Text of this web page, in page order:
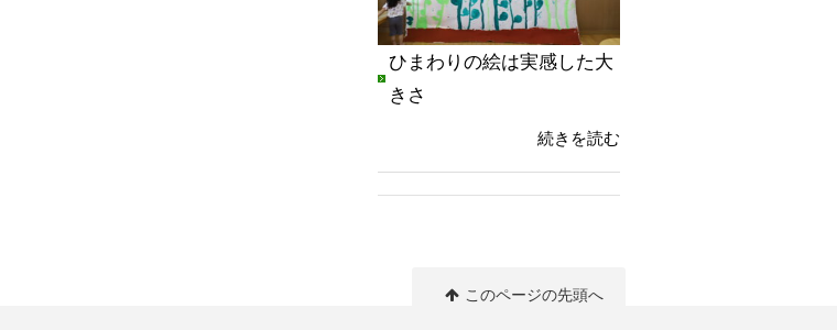
ひまわりの絵は実感した大
きさ
続きを読む
このページの先頭へ